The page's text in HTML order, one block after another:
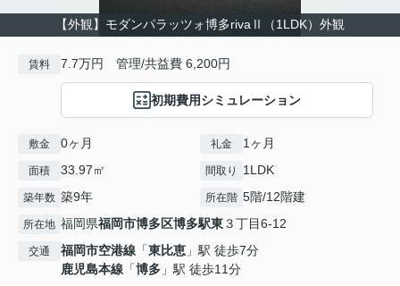
【外観】モダンパラッツォ博多rivaⅡ（1LDK）外観
賃料 7.7万円 管理/共益費 6,200円
初期費用シミュレーション
敷金 0ヶ月 礼金 1ヶ月
面積 33.97㎡ 間取り 1LDK
築年数 築9年 所在階 5階/12階建
所在地 福岡県福岡市博多区博多駅東３丁目6-12
交通 福岡市空港線 「東比恵 」駅 徒歩7分
鹿児島本線 「博多 」駅 徒歩11分